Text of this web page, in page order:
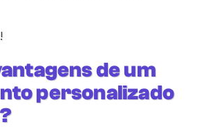
de um
personalizado